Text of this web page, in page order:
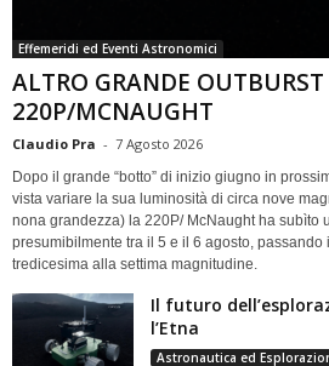
Effemeridi ed Eventi Astronomici
ALTRO GRANDE
220P/MCNAUGHT
Claudio Pra - 7 Agosto 2026
Dopo il grande “botto” di inizio giugno in
vista variare la sua luminosità di circa nove
nona grandezza) la 220P/ McNaught ha subìto
presumibilmente tra il 5 e il 6 agosto, passando
tredicesima alla settima magnitudine.
Il futuro
l’Etna
Astronautica ed